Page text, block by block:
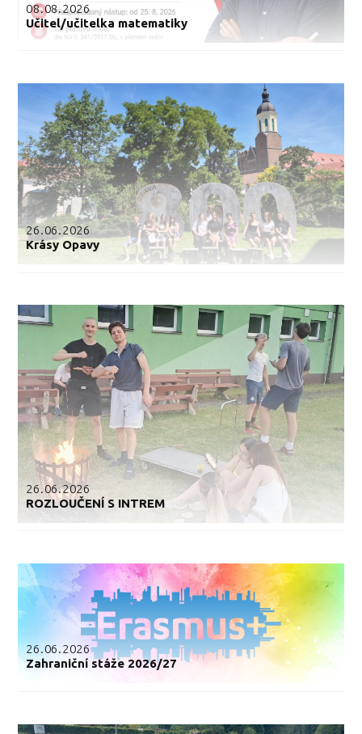
08.08.2026
Učitel/učitelka matematiky
26.06.2026
Krásy Opavy
26.06.2026
ROZLOUČENÍ S INTREM
26.06.2026
Zahraniční stáže 2026/27